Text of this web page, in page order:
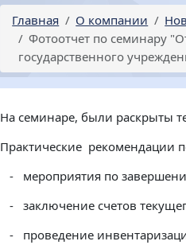
Главная О компании
Фотоотчет по семинару
государственного
На семинаре, были раскрыты
Практические рекомендации
- мероприятия по
- заключение счетов
- проведение